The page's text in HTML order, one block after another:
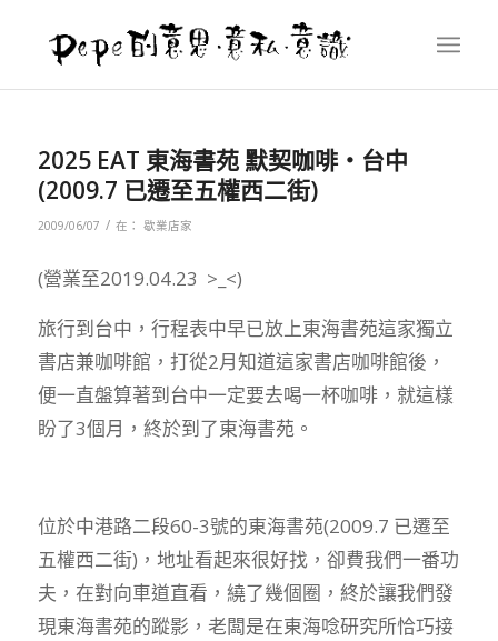
2025 EAT 東海書苑 默契咖啡‧台中
(2009.7 已遷至五權西二街)
2009/06/07 / 在： 歇業店家
(營業至2019.04.23 >_<)
旅行到台中，行程表中早已放上東海書苑這家獨立
書店兼咖啡館，打從2月知道這家書店咖啡館後，
便一直盤算著到台中一定要去喝一杯咖啡，就這樣
盼了3個月，終於到了東海書苑。
位於中港路二段60-3號的東海書苑(2009.7 已遷至
五權西二街)，地址看起來很好找，卻費我們一番功
夫，在對向車道直看，繞了幾個圈，終於讓我們發
現東海書苑的蹤影，老闆是在東海唸研究所恰巧接